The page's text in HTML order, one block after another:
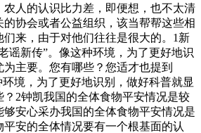
人的认识比力差，即便想，也不太清
协会或者公益组织，该当帮帮这些相
来，由于对他们往往是很大的。1新
谣新传”。像这种环境，为了更好地识
主要。您有哪些？您适才也提到
境，为了更好地识别，做好科普就显
2钟凯我国的全体食物平安情况是较
安心采办我国的全体食物平安情况是
安的全体情况要有一个根基面的认